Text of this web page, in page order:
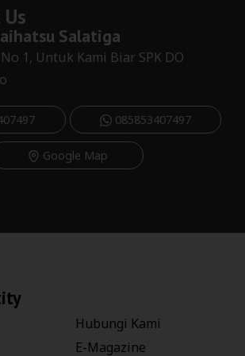
Salatiga
1, Untuk Kami Biar SPK DO
085853407497
Google Map
Hubungi Kami
E-Magazine